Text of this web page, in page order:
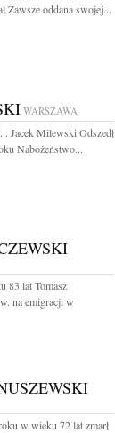
Zawsze oddana swojej...
WARSZAWA
Jacek Milewski Odszedł
Nabożeństwo...
83 lat Tomasz
na emigracji w
w wieku 72 lat zmarł